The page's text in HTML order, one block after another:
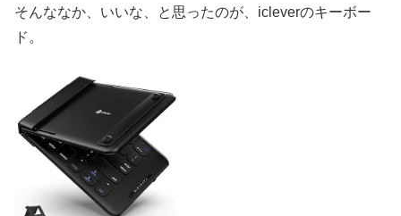
そんななか、いいな、と思ったのが、icleverのキーボー
ド。